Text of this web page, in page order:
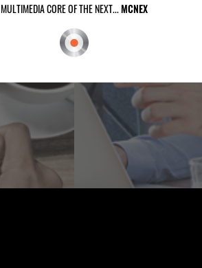
MULTIMEDIA CORE OF THE NEXT...MCNEX